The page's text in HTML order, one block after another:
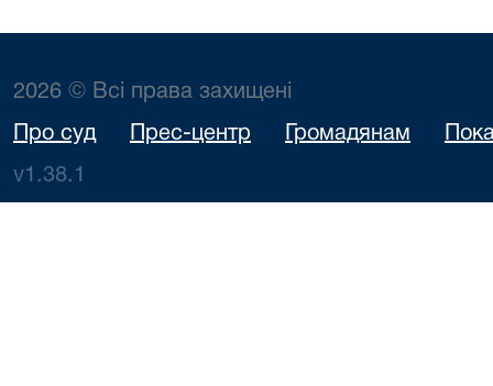
2026 © Всі права захищені
Про суд Прес-центр Громадянам
v1.38.1